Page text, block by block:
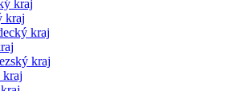
kraj
kraj
kraj
kraj
kraj